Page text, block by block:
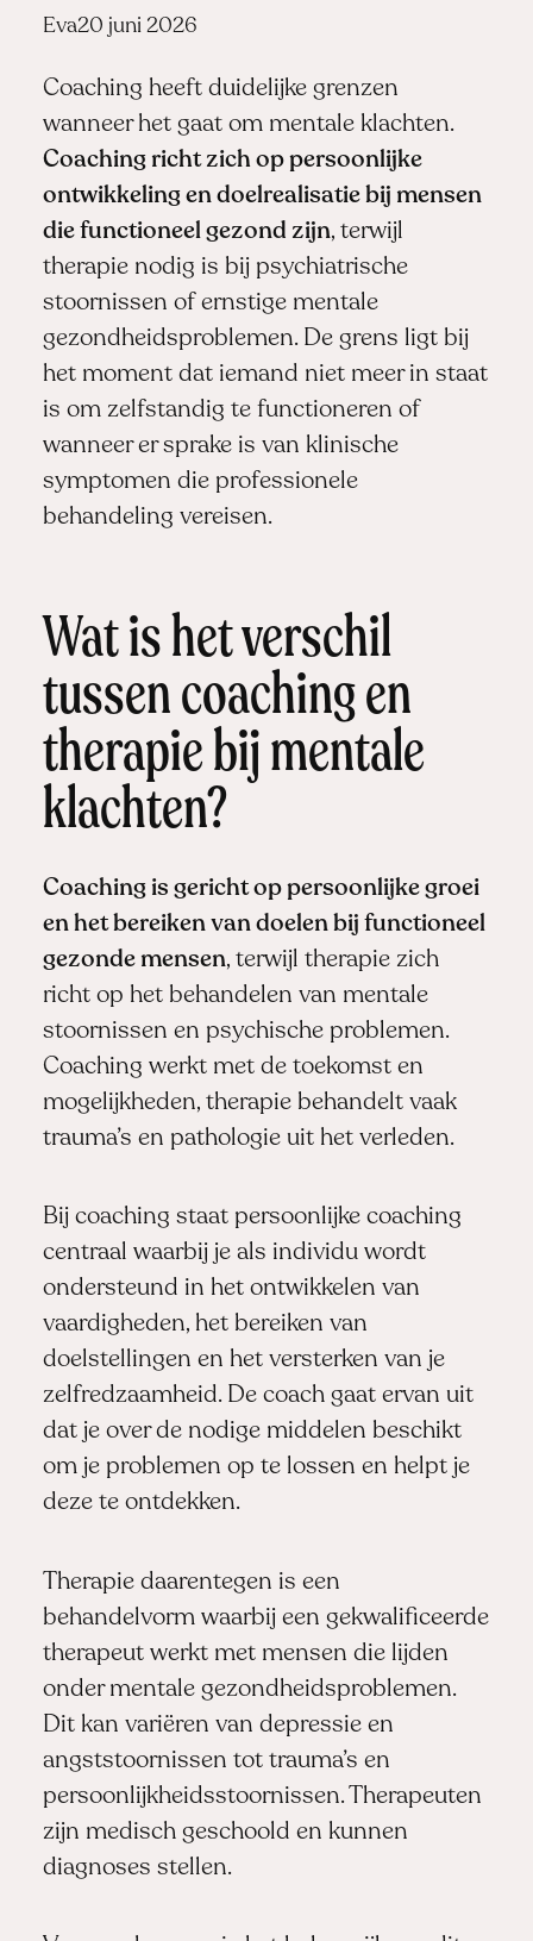
Posted
Eva20 juni 2026
Coaching heeft duidelijke grenzen
wanneer het gaat om mentale klachten.
Coaching richt zich op persoonlijke
ontwikkeling en doelrealisatie bij mensen
die functioneel gezond zijn, terwijl
therapie nodig is bij psychiatrische
stoornissen of ernstige mentale
gezondheidsproblemen. De grens ligt bij
het moment dat iemand niet meer in staat
is om zelfstandig te functioneren of
wanneer er sprake is van klinische
symptomen die professionele
behandeling vereisen.
Wat is het verschil
tussen coaching en
therapie bij mentale
klachten?
Coaching is gericht op persoonlijke groei
en het bereiken van doelen bij functioneel
gezonde mensen, terwijl therapie zich
richt op het behandelen van mentale
stoornissen en psychische problemen.
Coaching werkt met de toekomst en
mogelijkheden, therapie behandelt vaak
trauma’s en pathologie uit het verleden.
Bij coaching staat persoonlijke coaching
centraal waarbij je als individu wordt
ondersteund in het ontwikkelen van
vaardigheden, het bereiken van
doelstellingen en het versterken van je
zelfredzaamheid. De coach gaat ervan uit
dat je over de nodige middelen beschikt
om je problemen op te lossen en helpt je
deze te ontdekken.
Therapie daarentegen is een
behandelvorm waarbij een gekwalificeerde
therapeut werkt met mensen die lijden
onder mentale gezondheidsproblemen.
Dit kan variëren van depressie en
angststoornissen tot trauma’s en
persoonlijkheidsstoornissen. Therapeuten
zijn medisch geschoold en kunnen
diagnoses stellen.